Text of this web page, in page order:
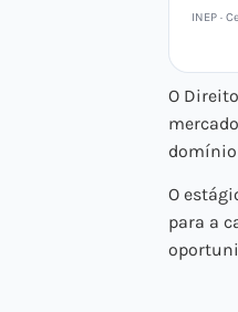
INEP ·
O
domínio
O
para a